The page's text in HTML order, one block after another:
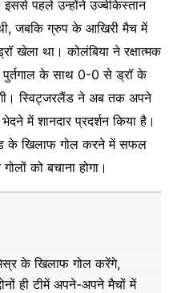
पहले उन्होंने उज्बेकिस्तान
जबकि ग्रुप के आखिरी मैच में
खेला था। कोलंबिया ने रक्षात्मक
के साथ 0-0 से ड्रॉ के
स्विट्जरलैंड ने अब तक अपने
में शानदार प्रदर्शन किया है।
के खिलाफ गोल करने में सफल
को बचाना होगा।
के खिलाफ गोल करेंगे,
ही टीमें अपने-अपने मैचों में